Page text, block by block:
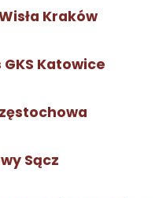
Kraków
Katowice
Sącz